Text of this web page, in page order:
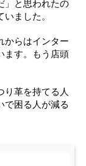
」と思われたの
ました。
からはインター
ます。もう店頭
り革を持てる人
で困る人が減る